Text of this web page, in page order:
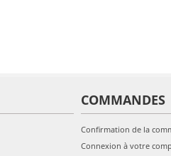
COMMANDES
Confirmation de la
Connexion à votre